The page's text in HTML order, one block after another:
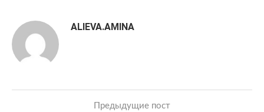
ALIEVA.AMINA
Предыдущие пост